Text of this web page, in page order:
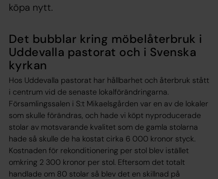
köpa nytt.
Det bubblar kring möbelåterbruk i
Uddevalla pastorat och i Svenska
kyrkan
Hos Uddevalla pastorat har hållbarhet och återbruk stått
i centrum vid de senaste lokalförändringarna.
Församlingssalen i S:t Mikaelsgården var en av de lokaler
som skulle förändras, och hade vi köpt nyproducerade
stolar av motsvarande kvalitet som de gamla stolarna
hade så skulle de ha kostat cirka 6 000 kronor styck.
Kostnaden för rekonditionering per stol blev istället
omkring 2 300 kronor per stol. Eftersom det totalt
handlade om 80 stolar så blev det en skillnad på